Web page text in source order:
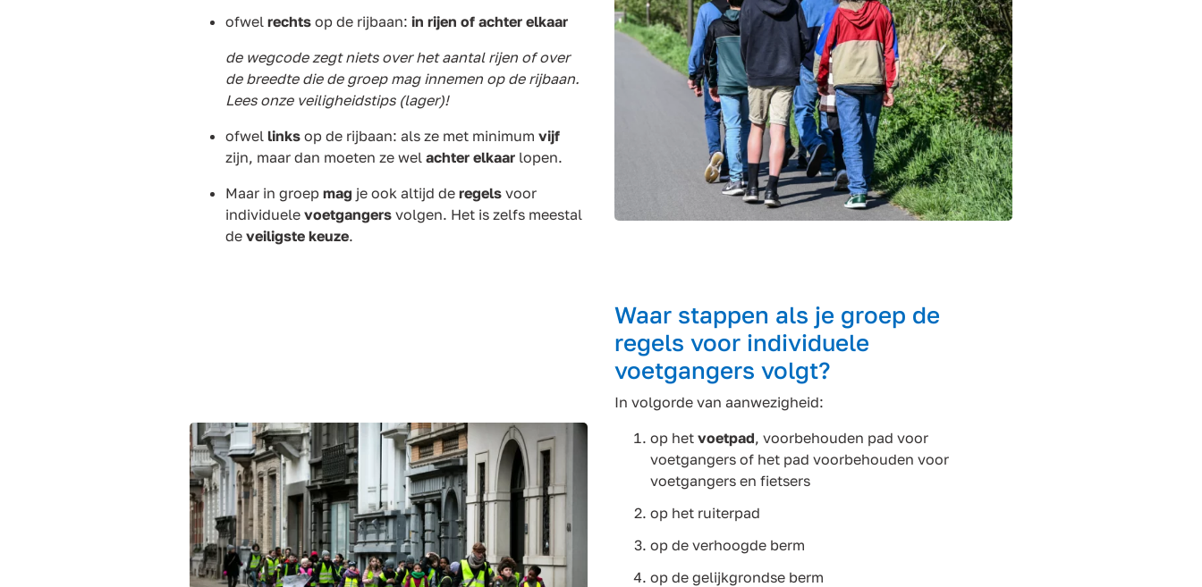
ofwel rechts op de rijbaan: in rijen of achter elkaar
de wegcode zegt niets over het aantal rijen of over
de breedte die de groep mag innemen op de rijbaan.
Lees onze veiligheidstips (lager)!
ofwel links op de rijbaan: als ze met minimum vijf
zijn, maar dan moeten ze wel achter elkaar lopen.
Maar in groep mag je ook altijd de regels voor
individuele voetgangers volgen. Het is zelfs meestal
de veiligste keuze.
Waar stappen als je groep de
regels voor individuele
voetgangers volgt?
In volgorde van aanwezigheid:
op het voetpad, voorbehouden pad voor
voetgangers of het pad voorbehouden voor
voetgangers en fietsers
op het ruiterpad
op de verhoogde berm
op de gelijkgrondse berm